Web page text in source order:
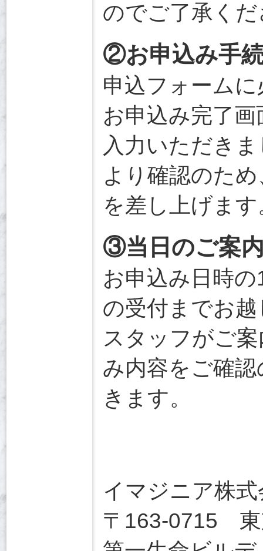
のでご了承く
②お申込み手
申込フォーム
お申込み完了
入力いただき
より確認のた
を差し上げます
③当日のご案
お申込み日時
の受付までお
スタッフがご
み内容をご確
きます。
イマジニア株式
〒163-0715